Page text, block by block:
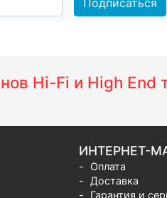
Hi-Fi и High
ИНТЕРНЕТ-
Оплата
Доставка
Гарантия и